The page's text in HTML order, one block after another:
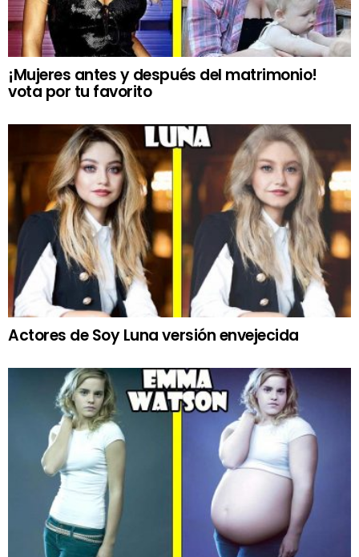
¡Mujeres antes y después del matrimonio!
vota por tu favorito
Actores de Soy Luna versión envejecida